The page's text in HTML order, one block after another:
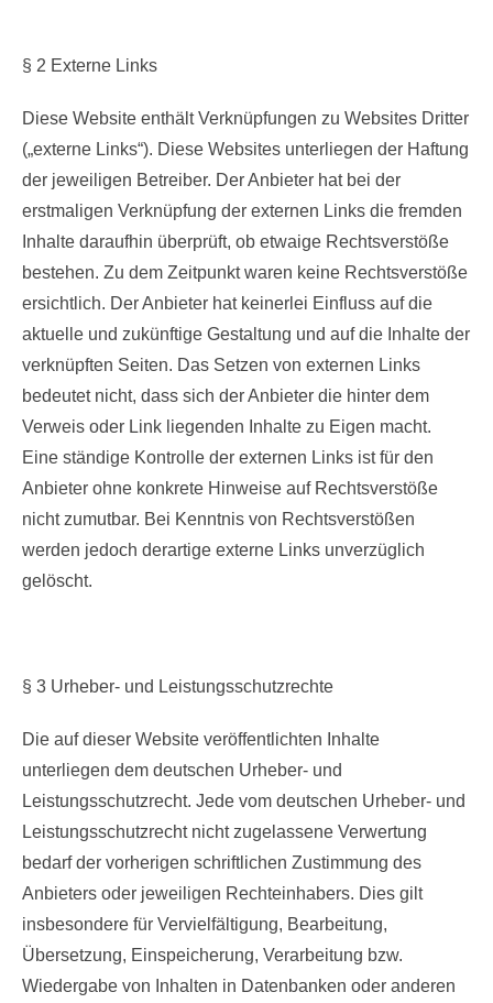
§ 2 Externe Links
Diese Website enthält Verknüpfungen zu Websites Dritter
(„externe Links“). Diese Websites unterliegen der Haftung
der jeweiligen Betreiber. Der Anbieter hat bei der
erstmaligen Verknüpfung der externen Links die fremden
Inhalte daraufhin überprüft, ob etwaige Rechtsverstöße
bestehen. Zu dem Zeitpunkt waren keine Rechtsverstöße
ersichtlich. Der Anbieter hat keinerlei Einfluss auf die
aktuelle und zukünftige Gestaltung und auf die Inhalte der
verknüpften Seiten. Das Setzen von externen Links
bedeutet nicht, dass sich der Anbieter die hinter dem
Verweis oder Link liegenden Inhalte zu Eigen macht.
Eine ständige Kontrolle der externen Links ist für den
Anbieter ohne konkrete Hinweise auf Rechtsverstöße
nicht zumutbar. Bei Kenntnis von Rechtsverstößen
werden jedoch derartige externe Links unverzüglich
gelöscht.
§ 3 Urheber- und Leistungsschutzrechte
Die auf dieser Website veröffentlichten Inhalte
unterliegen dem deutschen Urheber- und
Leistungsschutzrecht. Jede vom deutschen Urheber- und
Leistungsschutzrecht nicht zugelassene Verwertung
bedarf der vorherigen schriftlichen Zustimmung des
Anbieters oder jeweiligen Rechteinhabers. Dies gilt
insbesondere für Vervielfältigung, Bearbeitung,
Übersetzung, Einspeicherung, Verarbeitung bzw.
Wiedergabe von Inhalten in Datenbanken oder anderen